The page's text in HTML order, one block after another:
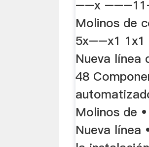
––x
Molinos de
5x––x1
Nueva línea
48
Molinos de
Nueva línea